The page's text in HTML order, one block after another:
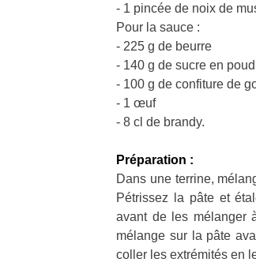
- 1 pincée de noix de
Pour la sauce :
- 225 g de beurre
- 140 g de sucre en
- 100 g de confiture de
- 1 œuf
- 8 cl de brandy.
Préparation :
Dans une terrine,
Pétrissez la pâte et
avant de les mélanger
mélange sur la pâte
coller les extrémités en